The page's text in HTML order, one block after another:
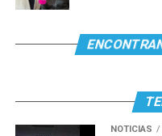
NOTICIAS